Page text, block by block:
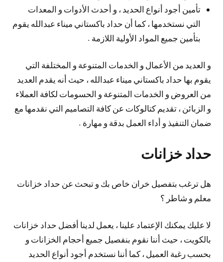
تأمين أجود أنواع الحديد ، و أحدث الأدوات و المعدات
التي نستخدمها ، كما أن حداد باكستاني ميناء عبدالله يقوم
بتأمين جميع المواد الأولية اللازمة .
و العديد من الأعمال و الخدمات المتنوعة و المختلفة التي
يقوم بها حداد باكستاني ميناء عبدالله ، حيث أنه يقدم العديد
من العروض و الخدمات المتنوعة و الحسومات لكافة العملاء
و الزبائن ، تقديم كتالوكات عن كافة التصاميم التي نقدمها مع
ضمان التنفيذ و أداء العمل بدقة و مهارة .
حداد خزانات
هل ترغب بتفصيل خران خاص بك و تبحث عن حداد خزانات
معلم و شاطر ؟
لا عليك يمكنك الإعتماد علينا ، يعمل لدينا أفضل حداد خزانات
بالكويت ، حيث أننا نقوم بنفصيل جميع أحجام الخزانات و
بحسب رغبة العميل ، كما أننا نستخدم أجود أنواع الحديد